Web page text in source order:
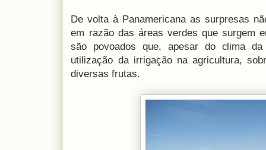
De volta à Panamericana as surpresas
em razão das áreas verdes que surgem
são povoados que, apesar do clima
utilização da irrigação na agricultura,
diversas frutas.